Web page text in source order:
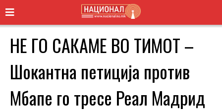
НЕ ГО САКАМЕ ВО ТИМОТ –
Шокантна петиција против
Мбапе го тресе Реал Мадрид